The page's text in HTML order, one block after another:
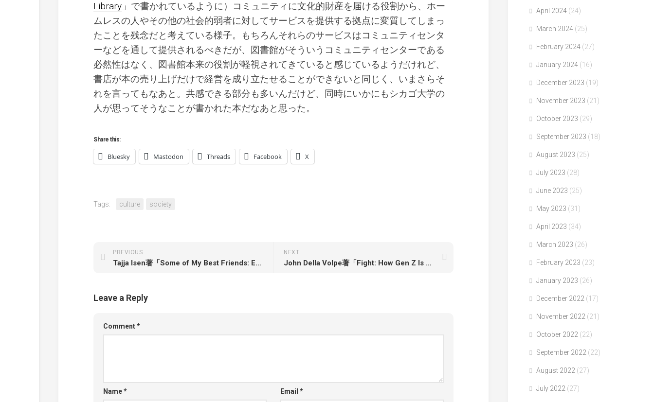
Library 」で書かれているように）コミュニティに文化的財産を届ける役割から、ホー
ムレスの人やその他の社会的弱者に対してサービスを提供する拠点に変質してしまっ
たことを残念だと考えている様子。もちろんそれらのサービスはコミュニティセンタ
ーなどを通して提供されるべきだが、図書館がそういうコミュニティセンターである
必然性はなく、図書館本来の役割が軽視されてきていると感じているようだけれど、
書店が本の売り上げだけで経営を成り立たせることができないと同じく、いまさらそ
れを言ってもなあと。共感できる部分も多いんだけど、同時にいかにもシカゴ大学の
人が思ってそうなことが書かれた本だなあと思った。
Share this:
Bluesky Mastodon Threads Facebook X
Tags: culture society
NEXT
John Della Volpe著「Fight: How Gen Z Is Channeling Their Fear and Passion to Save America」
PREVIOUS
Tajja Isen著「Some of My Best Friends: Essays on Lip Service」
Leave a Reply
Comment*
Name* Email *
April 2024 (24)
March 2024 (25)
February 2024 (27)
January 2024 (16)
December 2023 (19)
November 2023 (21)
October 2023 (29)
September 2023 (18)
August 2023 (25)
July 2023 (28)
June 2023 (25)
May 2023 (31)
April 2023 (34)
March 2023 (26)
February 2023 (23)
January 2023 (26)
December 2022 (17)
November 2022 (21)
October 2022 (22)
September 2022 (22)
August 2022 (27)
July 2022 (27)